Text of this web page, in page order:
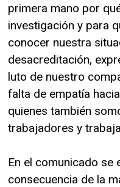
primera mano por
investigación y para
conocer nuestra
desacreditación,
luto de nuestro
falta de empatía
quienes también
trabajadores y
En el comunicado se
consecuencia de la